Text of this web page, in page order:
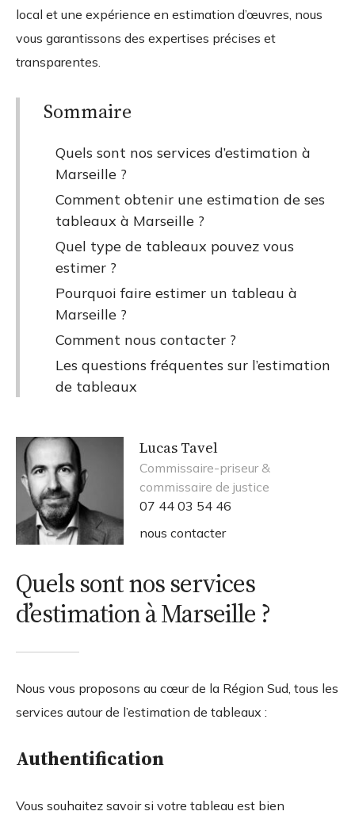
local et une expérience en estimation d’œuvres, nous
vous garantissons des expertises précises et
transparentes.
Sommaire
Quels sont nos services d’estimation à
Marseille ?
Comment obtenir une estimation de ses
tableaux à Marseille ?
Quel type de tableaux pouvez vous
estimer ?
Pourquoi faire estimer un tableau à
Marseille ?
Comment nous contacter ?
Les questions fréquentes sur l’estimation
de tableaux
Lucas Tavel
Commissaire-priseur &
commissaire de justice
07 44 03 54 46
nous contacter
Quels sont nos services
d’estimation à Marseille ?
Nous vous proposons au cœur de la Région Sud, tous les
services autour de l’estimation de tableaux :
Authentification
Vous souhaitez savoir si votre tableau est bien